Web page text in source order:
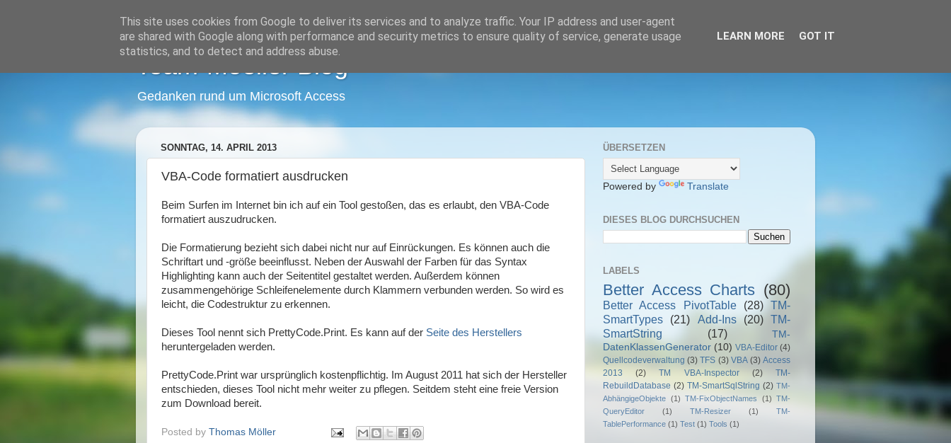
Team-Moeller Blog
Gedanken rund um Microsoft Access
SONNTAG, 14. APRIL 2013
VBA-Code formatiert ausdrucken
Beim Surfen im Internet bin ich auf ein Tool gestoßen, das es erlaubt, den VBA-Code
formatiert auszudrucken.
Die Formatierung bezieht sich dabei nicht nur auf Einrückungen. Es können auch die
Schriftart und -größe beeinflusst. Neben der Auswahl der Farben für das Syntax
Highlighting kann auch der Seitentitel gestaltet werden. Außerdem können
zusammengehörige Schleifenelemente durch Klammern verbunden werden. So wird es
leicht, die Codestruktur zu erkennen.
Dieses Tool nennt sich PrettyCode.Print. Es kann auf der Seite des Herstellers
heruntergeladen werden.
PrettyCode.Print war ursprünglich kostenpflichtig. Im August 2011 hat sich der Hersteller
entschieden, dieses Tool nicht mehr weiter zu pflegen. Seitdem steht eine freie Version
zum Download bereit.
Posted by Thomas Möller
ÜBERSETZEN
Powered by Translate
DIESES BLOG DURCHSUCHEN
LABELS
Better Access Charts (80)
Better Access PivotTable (28) TM-
SmartTypes
(21) Add-Ins (20) TM-
SmartString
(17)
TM-
DatenKlassenGenerator (10) VBA-Editor (4)
Quellcodeverwaltung (3) TFS (3) VBA (3) Access
2013
(2) TM VBA-Inspector (2)
TM-
RebuildDatabase (2) TM-SmartSqlString (2) TM-
AbhängigeObjekte (1) TM-FixObjectNames (1) TM-
QueryEditor
(1) TM-Resizer (1)
TM-
TablePerformance (1) Test (1) Tools (1)
This site uses cookies from Google to deliver its services and to analyze traffic. Your IP address and user-agent
are shared with Google along with performance and security metrics to ensure quality of service, generate usage
statistics, and to detect and address abuse.
LEARN MORE GOT IT